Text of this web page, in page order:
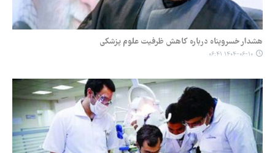
هشدار خسروپناه درباره کاهش ظرفیت علوم پزشکی
۱۴۰۴-۰۶-۱۰ ۰۶:۴۱